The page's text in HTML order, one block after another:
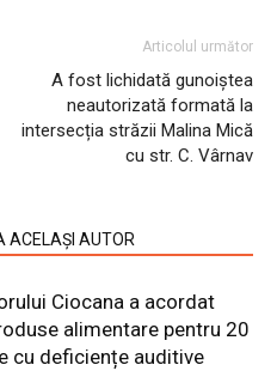
Articolul următor
A fost lichidată gunoiștea
neautorizată formată la
intersecția străzii Malina Mică
cu str. C. Vârnav
ACELAȘI AUTOR
Ciocana a acordat
alimentare pentru 20
cu deficiențe auditive